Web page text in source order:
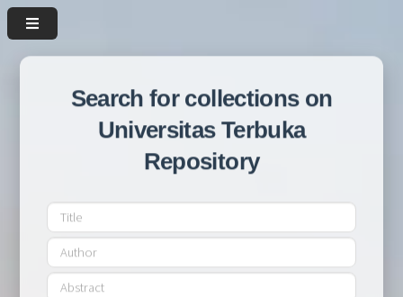
Search for collections on
Universitas Terbuka
Repository